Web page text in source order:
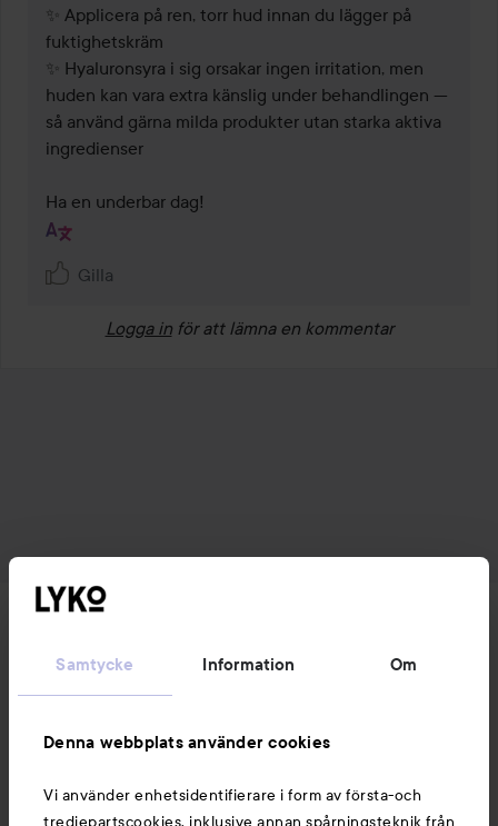
Samtycke Information Om
Denna webbplats använder cookies
Vi använder enhetsidentifierare i form av första-och
tredjepartscookies, inklusive annan spårningsteknik från
✨ Applicera på ren, torr hud innan du lägger på
fuktighetskräm
✨ Hyaluronsyra i sig orsakar ingen irritation, men
huden kan vara extra känslig under behandlingen —
så använd gärna milda produkter utan starka aktiva
ingredienser
Ha en underbar dag!
Gilla
Logga in för att lämna en kommentar
Nyheter och erbjudanden
Följ oss